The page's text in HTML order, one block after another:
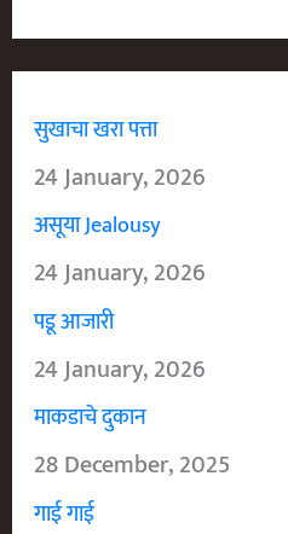
सुखाचा खरा पत्ता
24 January, 2026
असूया Jealousy
24 January, 2026
पडू आजारी
24 January, 2026
माकडाचे दुकान
28 December, 2025
गाई गाई